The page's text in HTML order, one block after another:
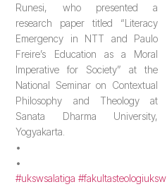
Runesi, who presented a
research paper titled “Literacy
Emergency in NTT and Paulo
Freire’s Education as a Moral
Imperative for Society” at the
National Seminar on Contextual
Philosophy and Theology at
Sanata Dharma University,
Yogyakarta.
•
•
#ukswsalatiga #fakultasteologiuksw